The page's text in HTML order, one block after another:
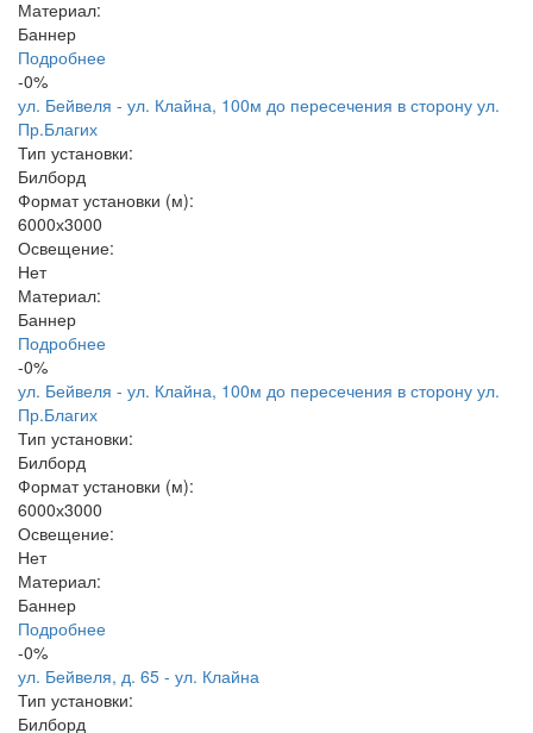
Материал:
Баннер
Подробнее
-0%
ул. Бейвеля - ул. Клайна, 100м до пересечения в сторону ул.
Пр.Благих
Тип установки:
Билборд
Формат установки (м):
6000х3000
Освещение:
Нет
Материал:
Баннер
Подробнее
-0%
ул. Бейвеля - ул. Клайна, 100м до пересечения в сторону ул.
Пр.Благих
Тип установки:
Билборд
Формат установки (м):
6000х3000
Освещение:
Нет
Материал:
Баннер
Подробнее
-0%
ул. Бейвеля, д. 65 - ул. Клайна
Тип установки:
Билборд